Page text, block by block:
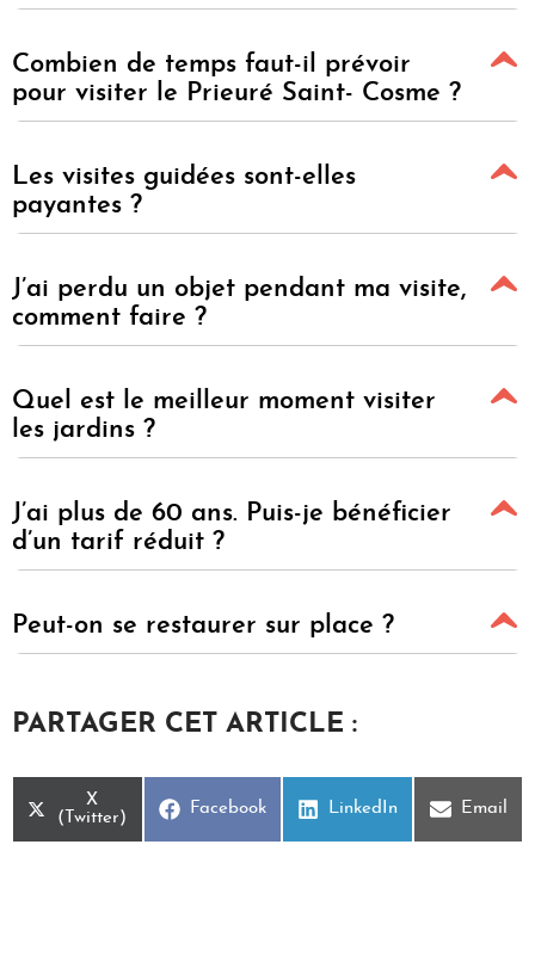
Combien de temps faut-il prévoir
pour visiter le Prieuré Saint- Cosme ?
Les visites guidées sont-elles
payantes ?
J’ai perdu un objet pendant ma visite,
comment faire ?
Quel est le meilleur moment visiter
les jardins ?
J’ai plus de 60 ans. Puis-je bénéficier
d’un tarif réduit ?
Peut-on se restaurer sur place ?
PARTAGER CET ARTICLE :
Share
on
X
(Twitter)
Share
Facebook
Share
LinkedIn
Share
Email